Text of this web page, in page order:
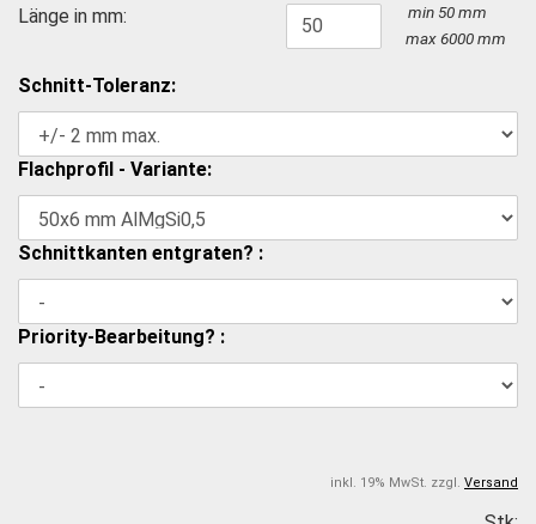
Länge in mm:
min 50 mm
max 6000 mm
Schnitt-Toleranz:
Flachprofil - Variante:
Schnittkanten entgraten? :
Priority-Bearbeitung? :
inkl. 19% MwSt. zzgl. Versand